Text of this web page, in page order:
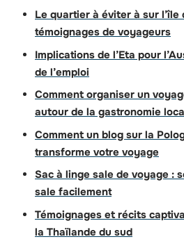
Le quartier à éviter à sur l’île
témoignages de voyageurs
Implications de l’Eta pour
de l’emploi
Comment organiser un
autour de la gastronomie
Comment un blog sur la
transforme votre voyage
Sac à linge sale de voyage :
sale facilement
Témoignages et récits
la Thaïlande du sud